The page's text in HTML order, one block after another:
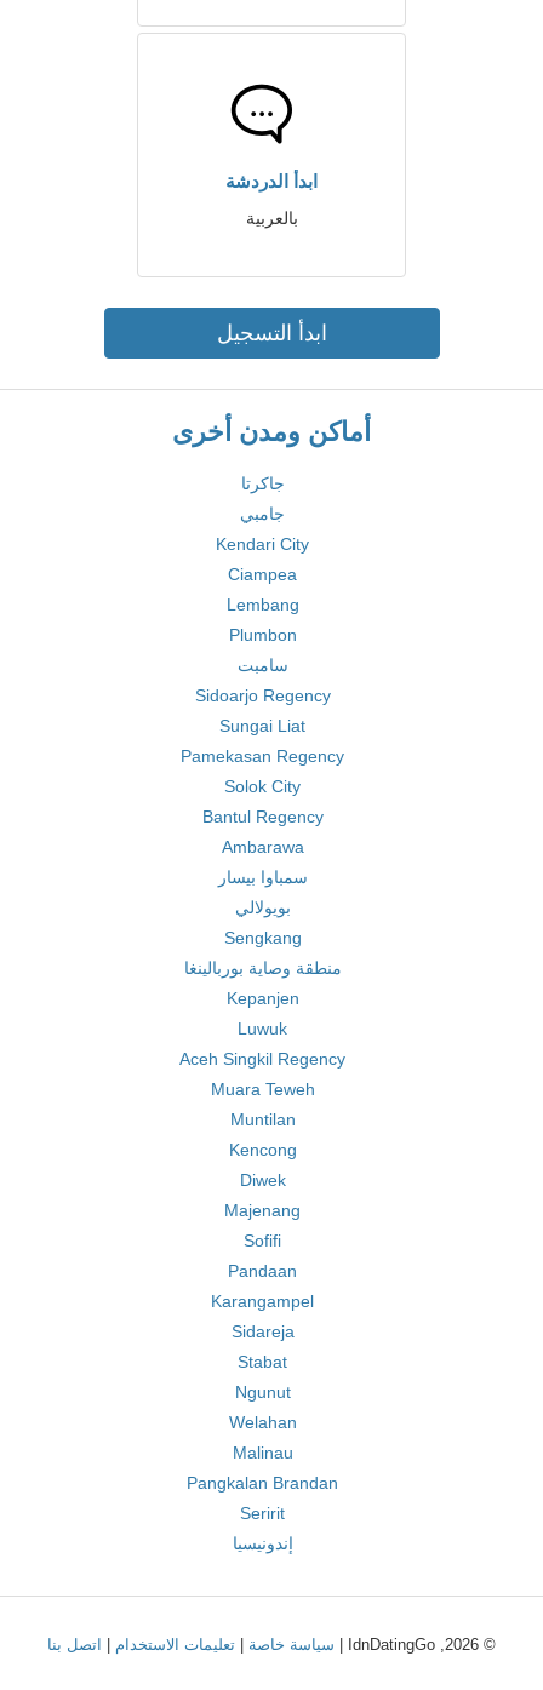
ابدأ الدردشة
بالعربية
ابدأ التسجيل
أماكن ومدن أخرى
جاكرتا
جامبي
Kendari City
Ciampea
Lembang
Plumbon
سامبت
Sidoarjo Regency
Sungai Liat
Pamekasan Regency
Solok City
Bantul Regency
Ambarawa
سمباوا بيسار
بويولالي
Sengkang
منطقة وصاية بوربالينغا
Kepanjen
Luwuk
Aceh Singkil Regency
Muara Teweh
Muntilan
Kencong
Diwek
Majenang
Sofifi
Pandaan
Karangampel
Sidareja
Stabat
Ngunut
Welahan
Malinau
Pangkalan Brandan
Seririt
إندونيسيا
© 2026, IdnDatingGo | سياسة خاصة تعليمات الاستخدام اتصل بنا